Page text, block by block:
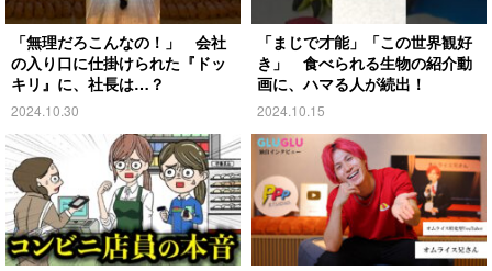
「無理だろこんなの！」 会社
の入り口に仕掛けられた『ドッ
キリ』に、社長は…？
2024.10.30
「まじで才能」「この世界観好
き」 食べられる生物の紹介動
画に、ハマる人が続出！
2024.10.15